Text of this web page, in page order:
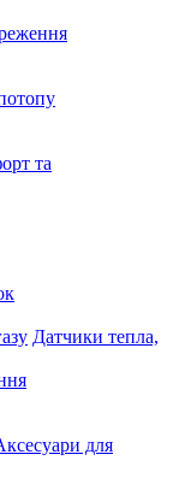
та
Датчики тепла,
для